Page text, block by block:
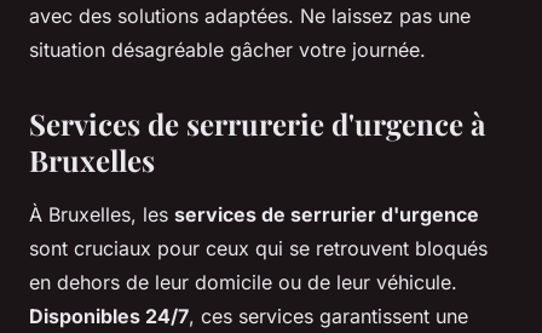
avec des solutions adaptées. Ne laissez pas une
situation désagréable gâcher votre journée.
Services de serrurerie d'urgence à
Bruxelles
À Bruxelles, les services de serrurier d'urgence
sont cruciaux pour ceux qui se retrouvent bloqués
en dehors de leur domicile ou de leur véhicule.
Disponibles 24/7, ces services garantissent une